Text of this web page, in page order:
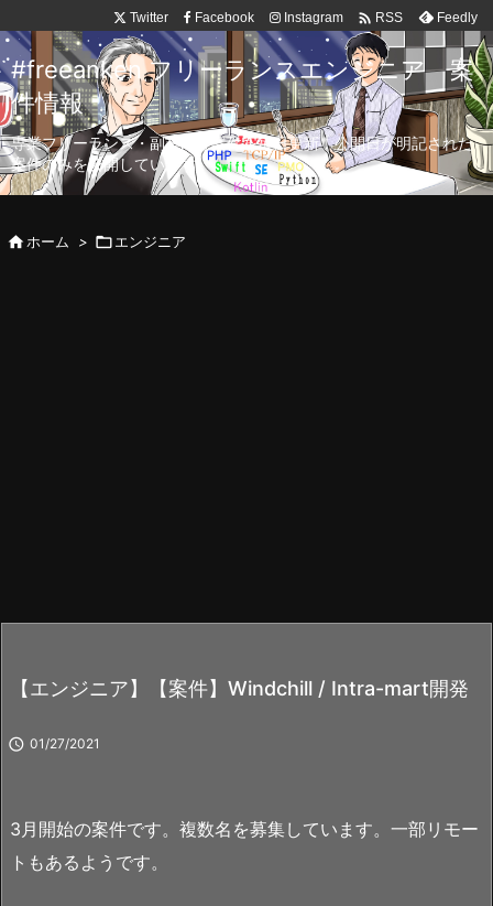
Twitter Facebook Instagram  RSS Feedly
#freeanken フリーランスエンジニア 案
件情報
専業フリーランス・副業向け案件を毎日更新！公開日が明記された
案件のみを公開しています。
ホーム > エンジニア
【エンジニア】【案件】Windchill / Intra-mart開発
 01/27/2021
3月開始の案件です。複数名を募集しています。一部リモー
トもあるようです。